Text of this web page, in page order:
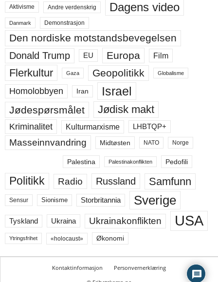
Aktivisme Andre verdenskrig Dagens video
Danmark Demonstrasjon
Den nordiske motstandsbevegelsen
Donald Trump EU Europa Film
Flerkultur Gaza Geopolitikk Globalisme
Homolobbyen Iran Israel
Jødespørsmålet Jødisk makt
Kriminalitet Kulturmarxisme LHBTQP+
Masseinnvandring Midtøsten NATO Norge
Palestina Palestinakonflikten Pedofili
Politikk Radio Russland Samfunn
Sensur Sionisme Storbritannia Sverige
Tyskland Ukraina Ukrainakonflikten USA
Ytringsfrihet «holocaust» Økonomi
Kontaktinformasjon
Personvernerklæring